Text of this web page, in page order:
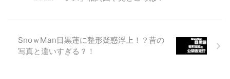
SnoｗMan目黒蓮に整形疑惑浮上！？昔の
写真と違いすぎる？！